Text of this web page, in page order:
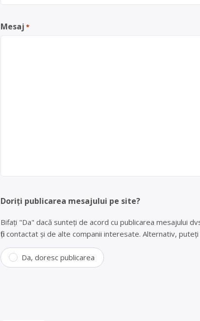
Mesaj *
Doriți publicarea mesajului pe site?
Bifați "Da" dacă sunteți de acord cu publicarea mesajului
fiți contactat și de alte companii interesate. Alternativ,
Da, doresc publicarea